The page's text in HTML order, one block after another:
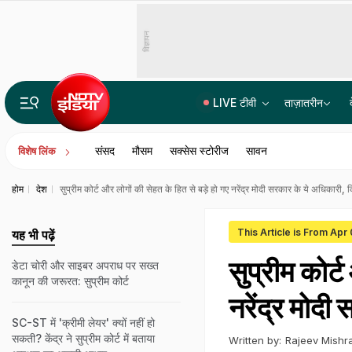
विज्ञापन
LIVE टीवी ताज़ातरीन
विशेष लिंक संसद मौसम सक्सेस स्टोरीज सावन
होम देश सुप्रीम कोर्ट और लोगों की सेहत के हित से बड़े हो गए नरेंद्र मोदी सरकार के ये अधिकारी,
This Article is From Apr
सुप्रीम
नरेंद्र मोदी
Written by: Rajeev
यह भी पढ़ें
डेटा चोरी और साइबर अपराध पर सख्त
कानून की जरूरत: सुप्रीम कोर्ट
SC-ST में 'क्रीमी लेयर' क्यों नहीं हो
सकती? केंद्र ने सुप्रीम कोर्ट में बताया